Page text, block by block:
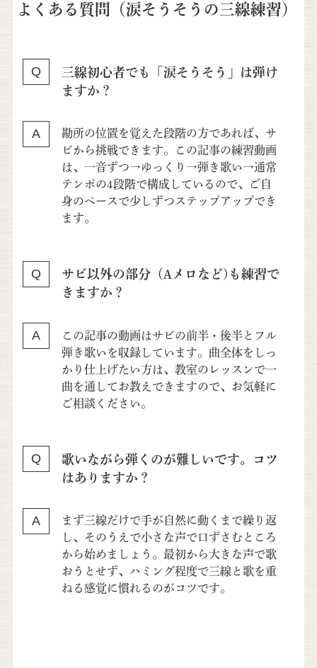
よくある質問（涙そうそうの三線練習）
三線初心者でも「涙そうそう」は弾け
ますか？
勘所の位置を覚えた段階の方であれば、サ
ビから挑戦できます。この記事の練習動画
は、一音ずつ→ゆっくり→弾き歌い→通常
テンポの4段階で構成しているので、ご自
身のペースで少しずつステップアップでき
ます。
サビ以外の部分（Aメロなど)も練習で
きますか？
この記事の動画はサビの前半・後半とフル
弾き歌いを収録しています。曲全体をしっ
かり仕上げたい方は、教室のレッスンで一
曲を通してお教えできますので、お気軽に
ご相談ください。
歌いながら弾くのが難しいです。コツ
はありますか？
まず三線だけで手が自然に動くまで繰り返
し、そのうえで小さな声で口ずさむところ
から始めましょう。最初から大きな声で歌
おうとせず、ハミング程度で三線と歌を重
ねる感覚に慣れるのがコツです。